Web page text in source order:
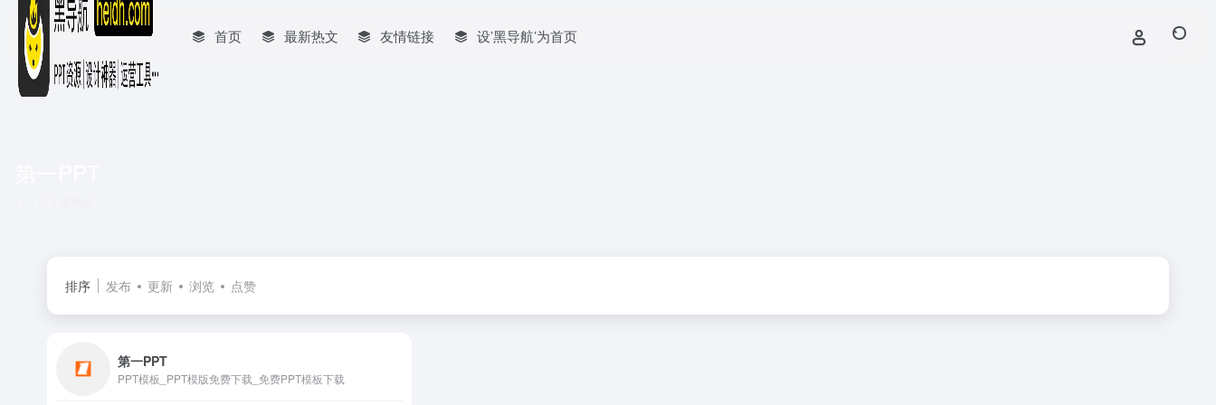
首页 最新热文 友情链接 设’黑导航’为首页
排序 发布 更新 浏览 点赞
第一PPT
PPT模板_PPT模版免费下载_免费PPT模板下载